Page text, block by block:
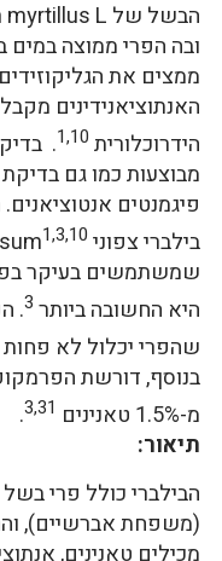
ובה הפרי ממוצה
ממצים את
האנתוציאנידינים
הידרוכלורית 1,10
.
פיגמנטים
בילברי צפוני Vaccinium uliginosum 1,3,10
שמשתמשים בעיקר
היא החשובה ביותר 3
.
שהפרי יכלול לא פחות מ-50% תמצית
בנוסף, דורשת
מ-1.5% טאנינים
3,31
.
תיאור:
הבילברי כולל פרי
(משפחת אברשיים),
מכילים טאנינים,